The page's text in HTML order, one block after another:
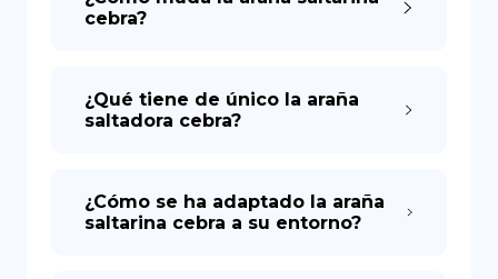
cebra?
¿Qué tiene de único la araña
saltadora cebra?
¿Cómo se ha adaptado la araña
saltarina cebra a su entorno?